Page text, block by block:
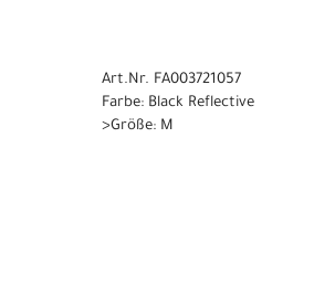
Art.Nr. FA003721057
Farbe: Black Reflective
>Größe: M